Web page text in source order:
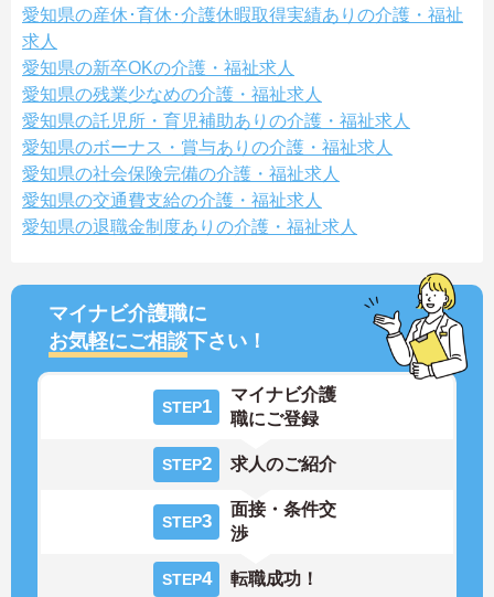
愛知県の産休･育休･介護休暇取得実績ありの介護・福祉
求人
愛知県の新卒OKの介護・福祉求人
愛知県の残業少なめの介護・福祉求人
愛知県の託児所・育児補助ありの介護・福祉求人
愛知県のボーナス・賞与ありの介護・福祉求人
愛知県の社会保険完備の介護・福祉求人
愛知県の交通費支給の介護・福祉求人
愛知県の退職金制度ありの介護・福祉求人
マイナビ介護職に
お気軽にご相談下さい！
STEP1
マイナビ介護
職にご登録
STEP2 求人のご紹介
STEP3
面接・条件交
渉
STEP4 転職成功！